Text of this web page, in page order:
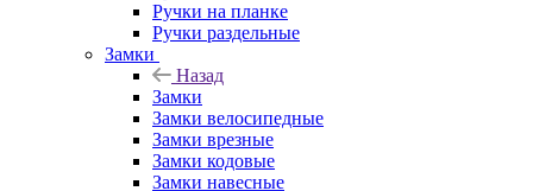
Ручки на планке
Ручки раздельные
Замки
Назад
Замки
Замки велосипедные
Замки врезные
Замки кодовые
Замки навесные